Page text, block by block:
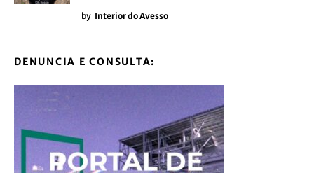
by Interior do Avesso
DENUNCIA E CONSULTA: